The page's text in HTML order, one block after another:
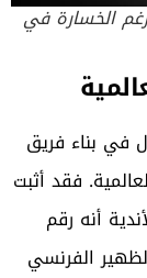
الخسارة في
في بناء فريق
فقد أثبت
أنه رقم
الفرنسي